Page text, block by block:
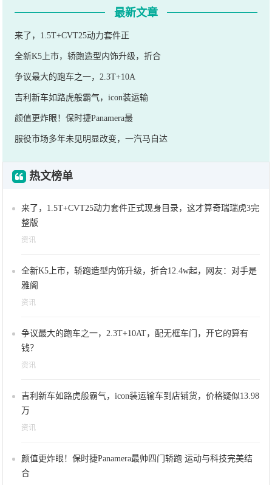
最新文章
来了，1.5T+CVT25动力套件正
全新K5上市，轿跑造型内饰升级，折合
争议最大的跑车之一，2.3T+10A
吉利新车如路虎般霸气，icon装运输
颜值更炸眼！保时捷Panamera最
服役市场多年未见明显改变，一汽马自达
热文榜单
来了，1.5T+CVT25动力套件正式现身目录，这才算奇瑞瑞虎3完
整版
资讯
全新K5上市，轿跑造型内饰升级，折合12.4w起，网友：对手是
雅阁
资讯
争议最大的跑车之一，2.3T+10AT，配无框车门，开它的算有
钱？
资讯
吉利新车如路虎般霸气，icon装运输车到店铺货，价格疑似13.98
万
资讯
颜值更炸眼！保时捷Panamera最帅四门轿跑 运动与科技完美结
合